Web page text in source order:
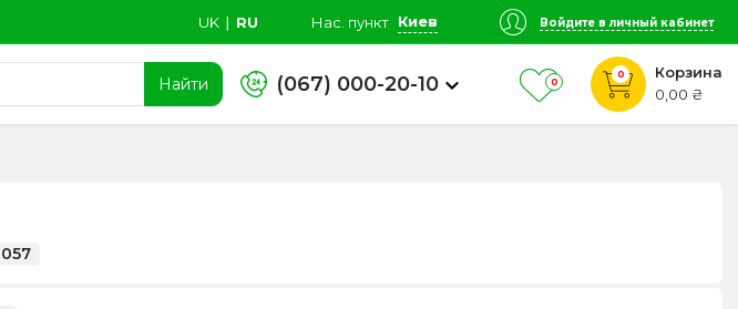
UK ∣ RU Нас. пункт Киев Войдите в личный кабинет
Найти (067) 000-20-10 0
0
Корзина
0,00 ₴